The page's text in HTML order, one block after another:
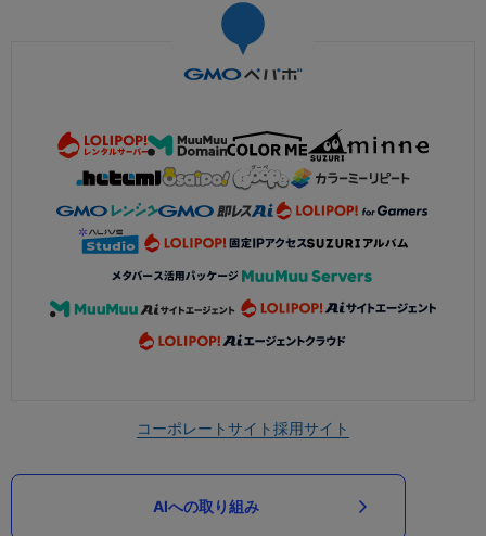
コーポレートサイト採用サイト
AIへの取り組み